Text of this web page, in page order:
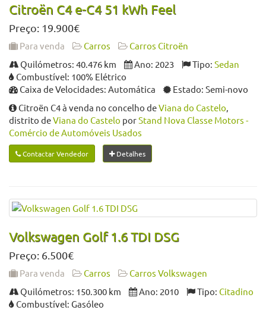
Citroën C4 e-C4 51 kWh Feel
Preço: 19.900€
Para venda Carros
Carros Citroën
Quilómetros: 40.476 km
Ano: 2023 Tipo: Sedan
Combustível: 100% Elétrico
Caixa de Velocidades: Automática
Estado: Semi-novo
Citroën C4 à venda no concelho deViana do Castelo,
distrito deViana do Castelo porStand Nova Classe Motors -
Comércio de Automóveis Usados
Contactar Vendedor Detalhes
Volkswagen Golf 1.6 TDI DSG
Preço: 6.500€
Para venda Carros
Carros Volkswagen
Quilómetros: 150.300 km
Ano: 2010 Tipo: Citadino
Combustível: Gasóleo